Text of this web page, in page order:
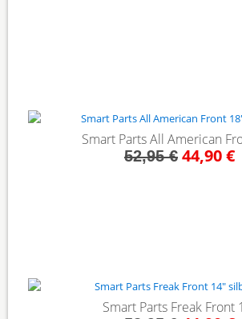
Smart Parts All American
52,95 € 44,90 €
Smart Parts Freak Front